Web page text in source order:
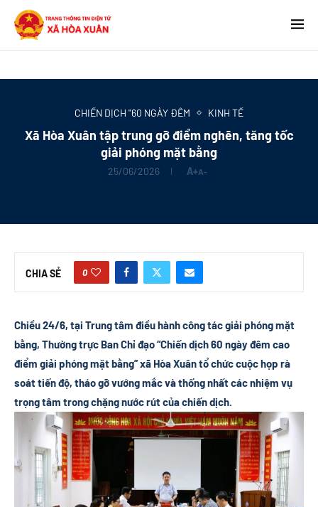
CHIẾN DỊCH "60 NGÀY ĐÊM KINH TẾ
Xã Hòa Xuân tập trung gỡ điểm nghẽn, tăng tốc
giải phóng mặt bằng
25/06/2026 A+A-
CHIA SẺ 0
Chiều 24/6, tại Trung tâm điều hành công tác giải phóng mặt
bằng, Thường trực Ban Chỉ đạo “Chiến dịch 60 ngày đêm cao
điểm giải phóng mặt bằng” xã Hòa Xuân tổ chức cuộc họp rà
soát tiến độ, tháo gỡ vướng mắc và thống nhất các nhiệm vụ
trọng tâm trong chặng nước rút của chiến dịch.